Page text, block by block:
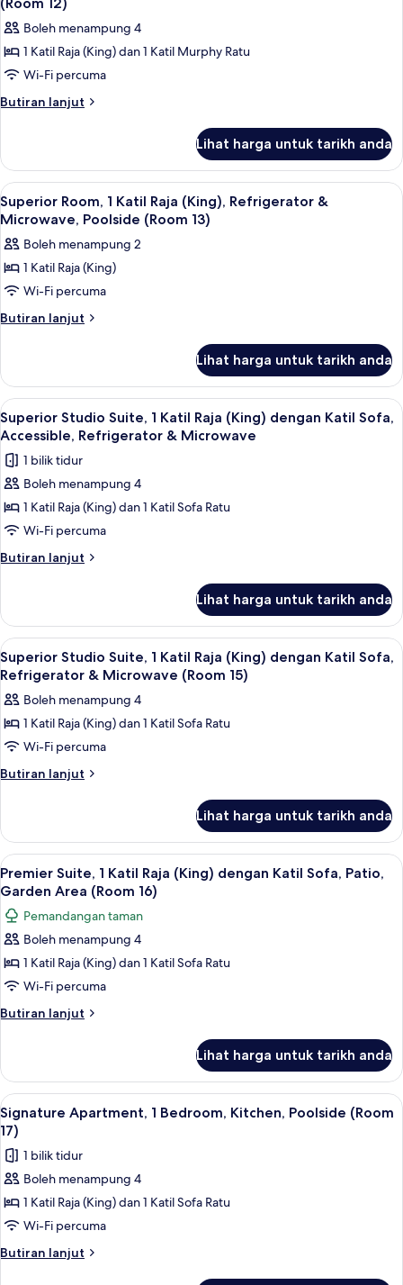
Microwave,
Ground
Floor
(Room
(King),
Refrigerator
&
Ground
Floor
(Room
foto
untuk
Superior
Room,
Berbilang
Garden
Area
(Room
12)
Boleh menampung 4
1 Katil Raja (King) dan 1 Katil Murphy Ratu
Wi-Fi percuma
Butiran lanjut
Butiran
Room,
Berbilang
Katil,
Refrigerator,
Area
(Room
Lihat harga untuk tarikh anda
Lihat
semua
foto
untuk
Superior
Room,
1
(King),
Refrigerator
&
Microwave,
Poolside
(Room
13)
Superior Room, 1 Katil Raja (King),
6
Superior Room, 1 Katil Raja (King), Refrigerator &
Microwave, Poolside (Room 13)
Boleh menampung 2
1 Katil Raja (King)
Wi-Fi percuma
Butiran lanjut
Butiran
Room,
Katil
Raja
Refrigerator
&
Poolside
(Room
Lihat harga untuk tarikh anda
Lihat
semua
foto
untuk
Superior
Studio
Suite,
1
(King)
dengan
Katil
Sofa,
Accessible,
Refrigerator
&
Microwave
Superior Studio Suite, 1 Katil Raja
8
Superior Studio Suite, 1 Katil Raja (King) dengan Katil Sofa,
Accessible, Refrigerator & Microwave
1 bilik tidur
Boleh menampung 4
1 Katil Raja (King) dan 1 Katil Sofa Ratu
Wi-Fi percuma
Butiran lanjut
Butiran
Studio
Suite,
1
Katil
(King)
dengan
Sofa,
Accessible,
Refrigerator
Lihat harga untuk tarikh anda
Lihat
semua
foto
untuk
Superior
Studio
Suite,
Raja
(King)
dengan
Katil
Sofa,
Refrigerator
&
Microwave
15)
Superior Studio Suite, 1 Katil Raja
6
Superior Studio Suite, 1 Katil Raja (King) dengan Katil Sofa,
Refrigerator & Microwave (Room 15)
Boleh menampung 4
1 Katil Raja (King) dan 1 Katil Sofa Ratu
Wi-Fi percuma
Butiran lanjut
Butiran
Studio
Suite,
1
Katil
(King)
dengan
Sofa,
Refrigerator
Microwave
Lihat harga untuk tarikh anda
Lihat
semua
foto
untuk
Premier
Suite,
1
Katil
dengan
Katil
Sofa,
Patio,
Garden
Area
(Room
16)
Premier Suite, 1 Katil Raja (King)
8
Premier Suite, 1 Katil Raja (King) dengan Katil Sofa, Patio,
Garden Area (Room 16)
Pemandangan taman
Boleh menampung 4
1 Katil Raja (King) dan 1 Katil Sofa Ratu
Wi-Fi percuma
Butiran lanjut
Butiran
Suite,
Katil
Raja
(King)
dengan
Katil
Patio,
Garden
(Room
Lihat harga untuk tarikh anda
Lihat
semua
foto
untuk
Signature
Apartment,
1
Bedroom,
Signature Apartment, 1 Bedroom,
13
Signature Apartment, 1 Bedroom, Kitchen, Poolside (Room
17)
1 bilik tidur
Boleh menampung 4
1 Katil Raja (King) dan 1 Katil Sofa Ratu
Wi-Fi percuma
Butiran lanjut
Butiran